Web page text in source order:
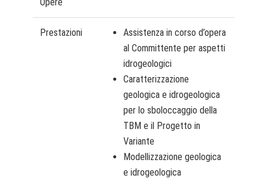
Prestazioni
Assistenza in corso d’opera
al Committente per aspetti
idrogeologici
Caratterizzazione
geologica e idrogeologica
per lo sboloccaggio della
TBM e il Progetto in
Variante
Modellizzazione geologica
e idrogeologica